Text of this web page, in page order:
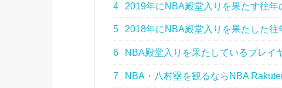
4 2019年にNBA殿堂入りを果たす往年
5 2018年にNBA殿堂入りを果たした往
6 NBA殿堂入りを果たしているプレイ
7 NBA・八村塁を観るならNBA